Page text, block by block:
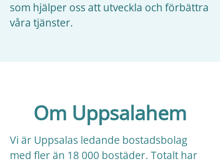
som hjälper oss att utveckla och förbättra
våra tjänster.
Om Uppsalahem
Vi är Uppsalas ledande bostadsbolag
med fler än 18 000 bostäder. Totalt har